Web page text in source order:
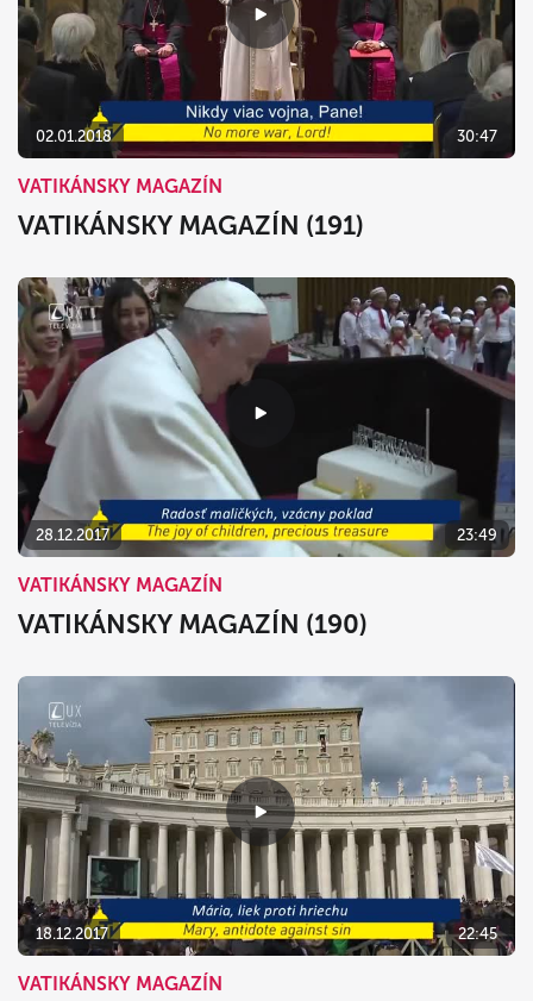
02.01.2018 30:47
VATIKÁNSKY MAGAZÍN
VATIKÁNSKY MAGAZÍN (191)
28.12.2017 23:49
VATIKÁNSKY MAGAZÍN
VATIKÁNSKY MAGAZÍN (190)
18.12.2017 22:45
VATIKÁNSKY MAGAZÍN